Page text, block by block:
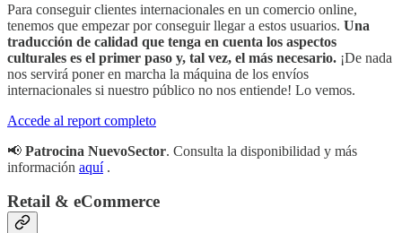
Para conseguir clientes internacionales en un comercio online,
tenemos que empezar por conseguir llegar a estos usuarios. Una
traducción de calidad que tenga en cuenta los aspectos
culturales es el primer paso y, tal vez, el más necesario. ¡De nada
nos servirá poner en marcha la máquina de los envíos
internacionales si nuestro público no nos entiende! Lo vemos.
Accede al report completo
📢 Patrocina NuevoSector. Consulta la disponibilidad y más
información aquí.
Retail & eCommerce